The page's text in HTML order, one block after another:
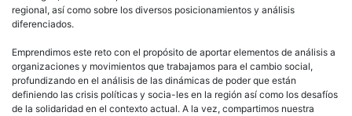
regional, así como sobre los diversos posicionamientos y análisis
diferenciados.
Emprendimos este reto con el propósito de aportar elementos de análisis a
organizaciones y movimientos que trabajamos para el cambio social,
profundizando en el análisis de las dinámicas de poder que están
definiendo las crisis políticas y socia-les en la región así como los desafíos
de la solidaridad en el contexto actual. A la vez, compartimos nuestra